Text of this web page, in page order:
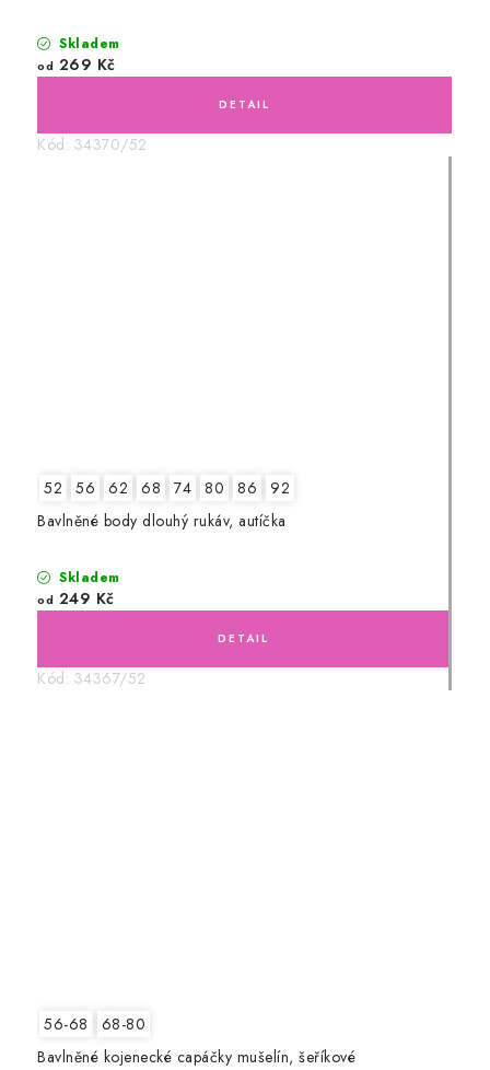
Skladem
od 269 Kč
Kód: 34370/52
52 56 62 68 74 80 86
92
Bavlněné body dlouhý rukáv, autíčka
Skladem
od 249 Kč
Kód: 34367/52
56-68
68-80
Bavlněné kojenecké capáčky mušelín, šeříkové